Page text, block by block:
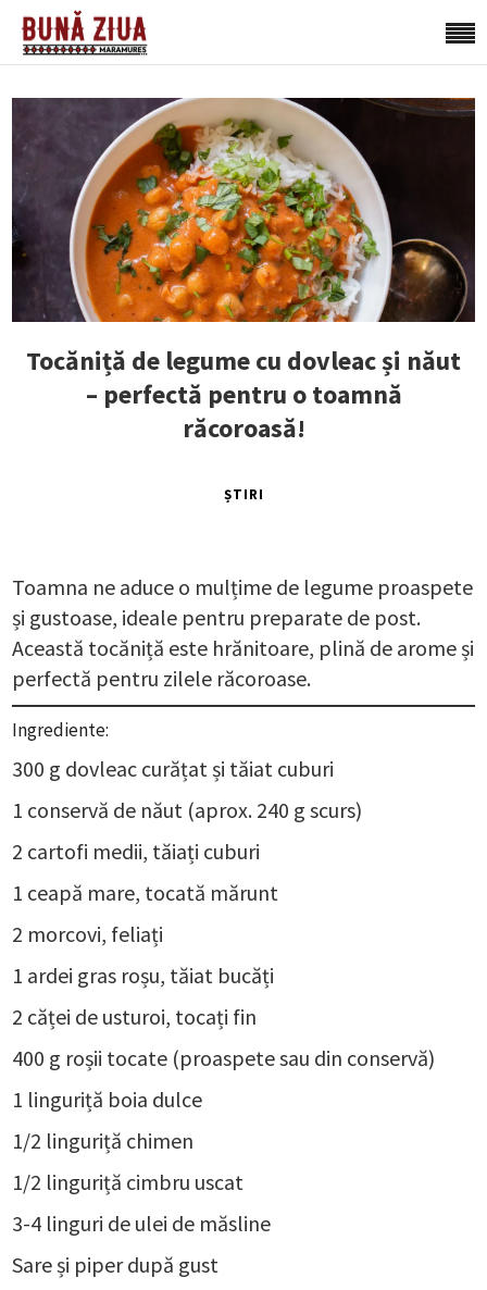
Tocăniță de legume cu dovleac și năut
– perfectă pentru o toamnă
răcoroasă!
ȘTIRI
Toamna ne aduce o mulțime de legume proaspete
și gustoase, ideale pentru preparate de post.
Această tocăniță este hrănitoare, plină de arome și
perfectă pentru zilele răcoroase.
Ingrediente:
300 g dovleac curățat și tăiat cuburi
1 conservă de năut (aprox. 240 g scurs)
2 cartofi medii, tăiați cuburi
1 ceapă mare, tocată mărunt
2 morcovi, feliați
1 ardei gras roșu, tăiat bucăți
2 căței de usturoi, tocați fin
400 g roșii tocate (proaspete sau din conservă)
1 linguriță boia dulce
1/2 linguriță chimen
1/2 linguriță cimbru uscat
3-4 linguri de ulei de măsline
Sare și piper după gust